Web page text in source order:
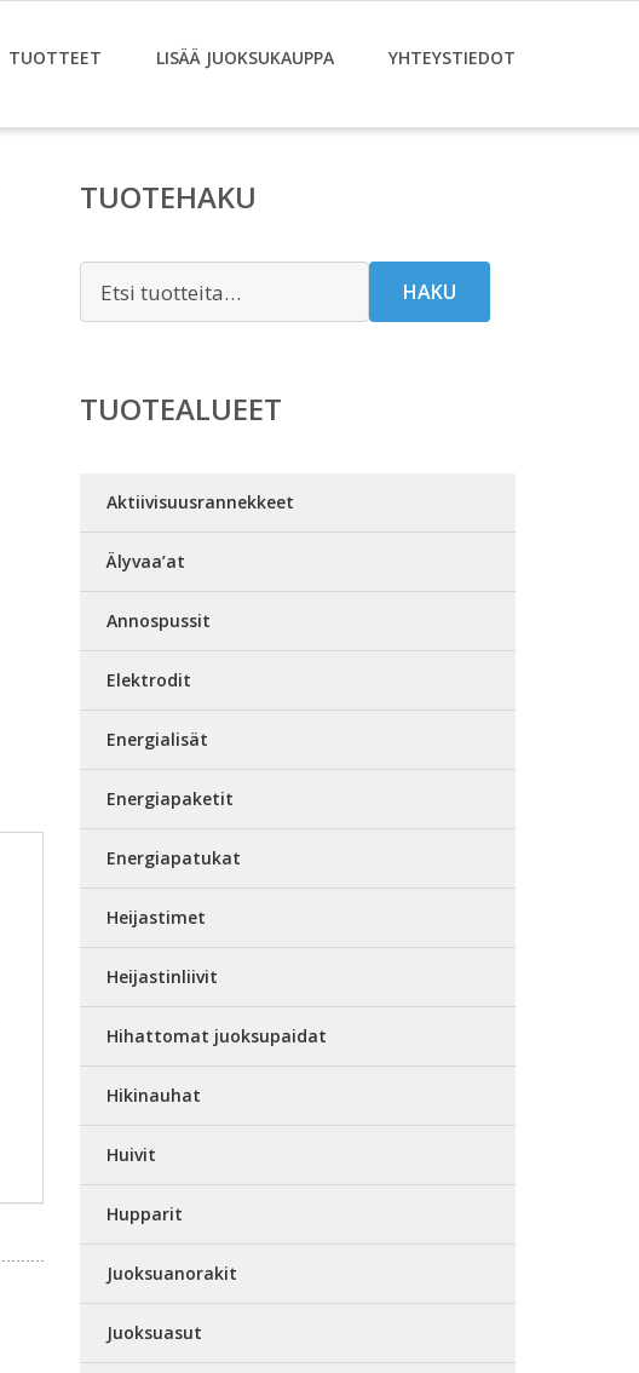
TUOTTEET LISÄÄ JUOKSUKAUPPA YHTEYSTIEDOT
TUOTEHAKU
HAKU
TUOTEALUEET
Aktiivisuusrannekkeet
Älyvaa’at
Annospussit
Elektrodit
Energialisät
Energiapaketit
Energiapatukat
Heijastimet
Heijastinliivit
Hihattomat juoksupaidat
Hikinauhat
Huivit
Hupparit
Juoksuanorakit
Juoksuasut